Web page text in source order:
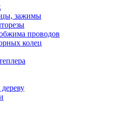
зажимы
проводов
колец